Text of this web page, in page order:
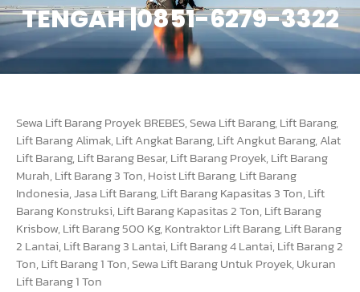
TENGAH |0851-6279-3322
Sewa Lift Barang Proyek BREBES, Sewa Lift Barang, Lift Barang,
Lift Barang Alimak, Lift Angkat Barang, Lift Angkut Barang, Alat
Lift Barang, Lift Barang Besar, Lift Barang Proyek, Lift Barang
Murah, Lift Barang 3 Ton, Hoist Lift Barang, Lift Barang
Indonesia, Jasa Lift Barang, Lift Barang Kapasitas 3 Ton, Lift
Barang Konstruksi, Lift Barang Kapasitas 2 Ton, Lift Barang
Krisbow, Lift Barang 500 Kg, Kontraktor Lift Barang, Lift Barang
2 Lantai, Lift Barang 3 Lantai, Lift Barang 4 Lantai, Lift Barang 2
Ton, Lift Barang 1 Ton, Sewa Lift Barang Untuk Proyek, Ukuran
Lift Barang 1 Ton